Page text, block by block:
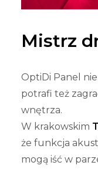
Mistrz
OptiDi Panel
potrafi też
wnętrza.
W krakowskim
że funkcja
mogą iść w